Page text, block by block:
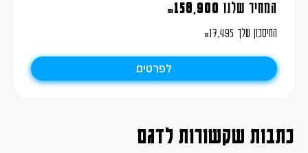
המחיר שלנו ₪158,900
החיסכון שלך ₪17,495
לפרטים
כתבות שקשורות לדגם